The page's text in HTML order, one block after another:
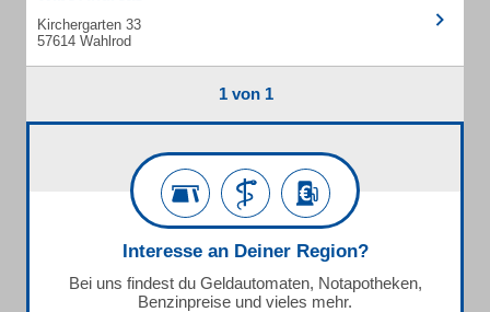
Kirchergarten 33
57614 Wahlrod
1 von 1
Interesse an Deiner Region?
Bei uns findest du Geldautomaten, Notapotheken,
Benzinpreise und vieles mehr.